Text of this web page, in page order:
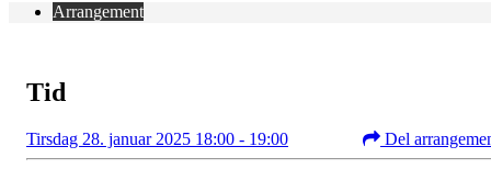
Arrangement
Tid
Tirsdag 28. januar 2025 18:00 - 19:00 Del